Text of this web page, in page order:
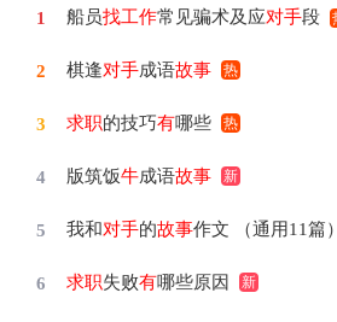
1 船员找工作常见骗术及应对手段
2 棋逢对手成语故事
3 求职的技巧有哪些
4 版筑饭牛成语故事
5 我和对手的故事作文 （通用11篇）
6 求职失败有哪些原因